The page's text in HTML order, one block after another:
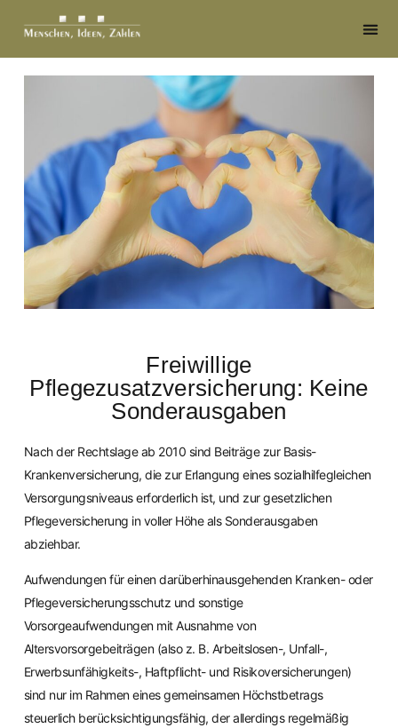
Freiwillige
Pflegezusatzversicherung: Keine
Sonderausgaben
Nach der Rechtslage ab 2010 sind Beiträge zur Basis-
Krankenversicherung, die zur Erlangung eines sozialhilfegleichen
Versorgungsniveaus erforderlich ist, und zur gesetzlichen
Pflegeversicherung in voller Höhe als Sonderausgaben
abziehbar.
Aufwendungen für einen darüberhinausgehenden Kranken- oder
Pflegeversicherungsschutz und sonstige
Vorsorgeaufwendungen mit Ausnahme von
Altersvorsorgebeiträgen (also z. B. Arbeitslosen-, Unfall-,
Erwerbsunfähigkeits-, Haftpflicht- und Risikoversicherungen)
sind nur im Rahmen eines gemeinsamen Höchstbetrags
steuerlich berücksichtigungsfähig, der allerdings regelmäßig